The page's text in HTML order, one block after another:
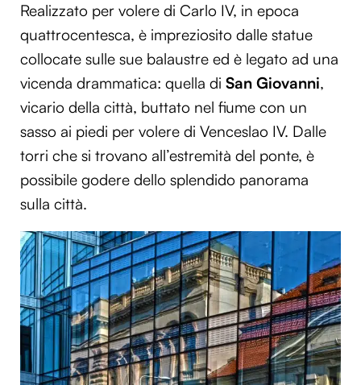
Realizzato per volere di Carlo IV, in epoca
quattrocentesca, è impreziosito dalle statue
collocate sulle sue balaustre ed è legato ad una
vicenda drammatica: quella di San Giovanni,
vicario della città, buttato nel fiume con un
sasso ai piedi per volere di Venceslao IV. Dalle
torri che si trovano all’estremità del ponte, è
possibile godere dello splendido panorama
sulla città.